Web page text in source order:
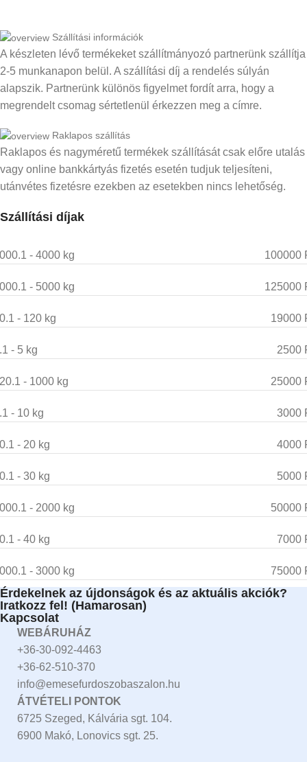
Szállítási információk
A készleten lévő termékeket szállítmányozó partnerünk szállítja
2-5 munkanapon belül. A szállítási díj a rendelés súlyán
alapszik. Partnerünk különös figyelmet fordít arra, hogy a
megrendelt csomag sértetlenül érkezzen meg a címre.
Raklapos szállítás
Raklapos és nagyméretű termékek szállítását csak előre utalás
vagy online bankkártyás fizetés esetén tudjuk teljesíteni,
utánvétes fizetésre ezekben az esetekben nincs lehetőség.
Szállítási díjak
- 4000 kg 100000
- 5000 kg 125000
- 120 kg 19000
- 5 kg 2500
- 1000 kg 25000
- 10 kg 3000
- 20 kg 4000
- 30 kg 5000
- 2000 kg 50000
- 40 kg 7000
- 3000 kg 75000
Érdekelnek az újdonságok és az aktuális akciók?
Iratkozz fel! (Hamarosan)
Kapcsolat
WEBÁRUHÁZ
+36-30-092-4463
+36-62-510-370
info@emesefurdoszobaszalon.hu
ÁTVÉTELI PONTOK
6725 Szeged, Kálvária sgt. 104.​
6900 Makó, Lonovics sgt. 25.